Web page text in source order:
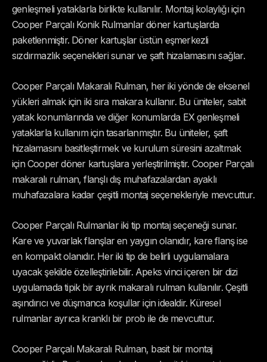
genleşmeli yataklarla birlikte kullanılır. Montaj kolaylığı için
Cooper Parçalı Konik Rulmanlar döner kartuşlarda
paketlenmiştir. Döner kartuşlar üstün eşmerkezli
sızdırmazlık seçenekleri sunar ve şaft hizalamasını sağlar.
Cooper Parçalı Makaralı Rulman, her iki yönde de eksenel
yükleri almak için iki sıra makara kullanır. Bu üniteler, sabit
yatak konumlarında ve diğer konumlarda EX genleşmeli
yataklarla kullanım için tasarlanmıştır. Bu üniteler, şaft
hizalamasını basitleştirmek ve kurulum süresini azaltmak
için Cooper döner kartuşlara yerleştirilmiştir. Cooper Parçalı
makaralı rulman, flanşlı dış muhafazalardan ayaklı
muhafazalara kadar çeşitli montaj seçenekleriyle mevcuttur.
Cooper Parçalı Rulmanlar iki tip montaj seçeneği sunar.
Kare ve yuvarlak flanşlar en yaygın olanıdır, kare flanş ise
en kompakt olanıdır. Her iki tip de belirli uygulamalara
uyacak şekilde özelleştirilebilir. Apeks vinci içeren bir dizi
uygulamada tipik bir ayrık makaralı rulman kullanılır. Çeşitli
aşındırıcı ve düşmanca koşullar için idealdir. Küresel
rulmanlar ayrıca kranklı bir prob ile de mevcuttur.
Cooper Parçalı Makaralı Rulman, basit bir montaj